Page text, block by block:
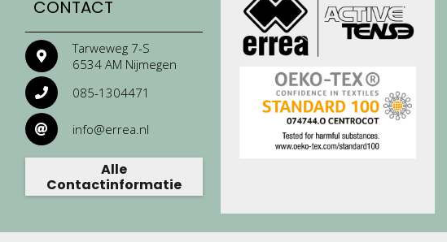
CONTACT
Tarweweg 7-S
6534 AM Nijmegen
085-1304471
info@errea.nl
Alle
Contactinformatie